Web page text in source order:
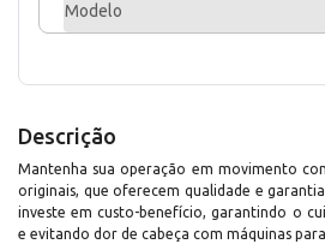
Modelo
Descrição
Mantenha sua operação em movimento
originais, que oferecem qualidade e
investe em custo-benefício, garantindo o
e evitando dor de cabeça com máquinas